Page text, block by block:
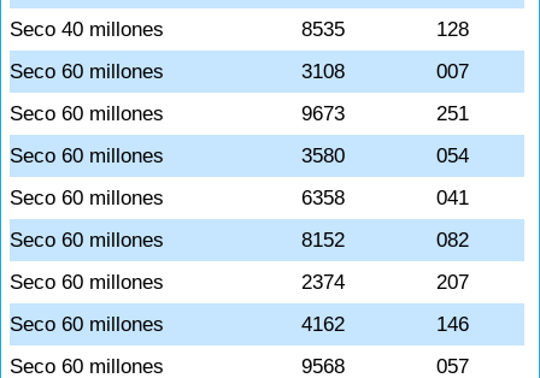
Seco 40 millones
8535
128
Seco 60 millones
3108
007
Seco 60 millones
9673
251
Seco 60 millones
3580
054
Seco 60 millones
6358
041
Seco 60 millones
8152
082
Seco 60 millones
2374
207
Seco 60 millones
4162
146
Seco 60 millones
9568
057